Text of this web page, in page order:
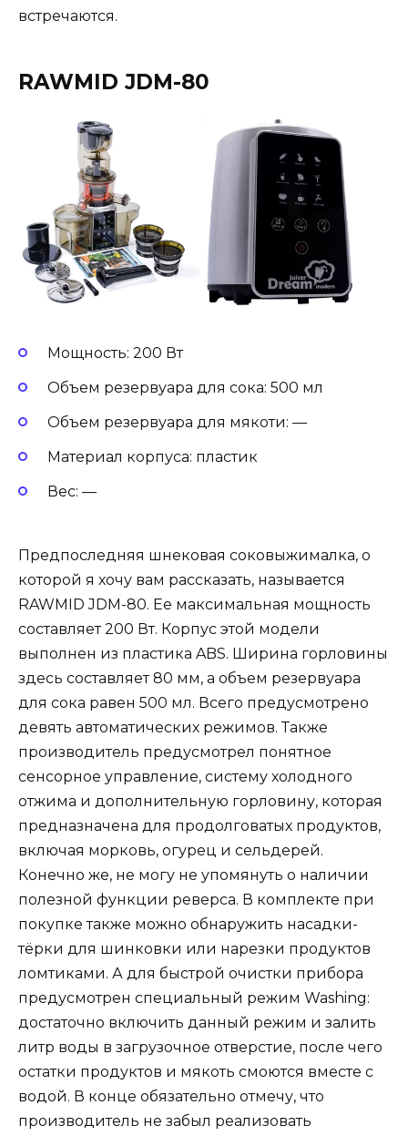
встречаются.
RAWMID JDM-80
Мощность: 200 Вт
Объем резервуара для сока: 500 мл
Объем резервуара для мякоти: —
Материал корпуса: пластик
Вес: —
Предпоследняя шнековая соковыжималка, о
которой я хочу вам рассказать, называется
RAWMID JDM-80. Ее максимальная мощность
составляет 200 Вт. Корпус этой модели
выполнен из пластика ABS. Ширина горловины
здесь составляет 80 мм, а объем резервуара
для сока равен 500 мл. Всего предусмотрено
девять автоматических режимов. Также
производитель предусмотрел понятное
сенсорное управление, систему холодного
отжима и дополнительную горловину, которая
предназначена для продолговатых продуктов,
включая морковь, огурец и сельдерей.
Конечно же, не могу не упомянуть о наличии
полезной функции реверса. В комплекте при
покупке также можно обнаружить насадки-
тёрки для шинковки или нарезки продуктов
ломтиками. А для быстрой очистки прибора
предусмотрен специальный режим Washing:
достаточно включить данный режим и залить
литр воды в загрузочное отверстие, после чего
остатки продуктов и мякоть смоются вместе с
водой. В конце обязательно отмечу, что
производитель не забыл реализовать